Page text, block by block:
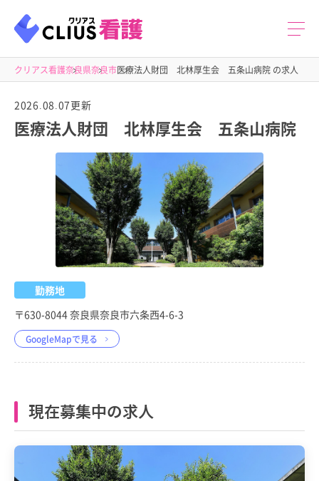
クリアス看護奈良県奈良市医療法人財団 北林厚生会 五条山病院 の求人
2026.08.07更新
医療法人財団 北林厚生会 五条山病院
勤務地
〒630-8044 奈良県奈良市六条西4-6-3
GoogleMapで見る
現在募集中の求人